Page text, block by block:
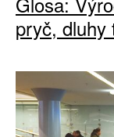
pryč, dluhy